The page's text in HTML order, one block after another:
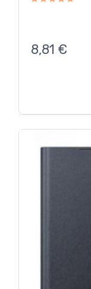
8,81 €